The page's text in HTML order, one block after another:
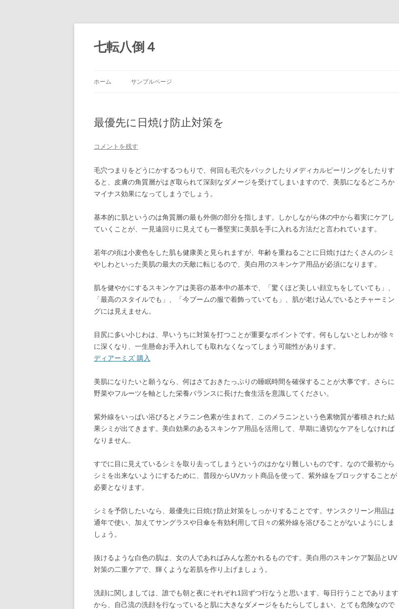
七転八倒４
ホーム サンプルページ
最優先に日焼け防止対策を
コメントを残す
毛穴つまりをどうにかするつもりで、何回も毛穴をパックしたりメディカルピーリングをしたりす
ると、皮膚の角質層がはぎ取られて深刻なダメージを受けてしまいますので、美肌になるどころか
マイナス効果になってしまうでしょう。
基本的に肌というのは角質層の最も外側の部分を指します。しかしながら体の中から着実にケアし
ていくことが、一見遠回りに見えても一番堅実に美肌を手に入れる方法だと言われています。
若年の頃は小麦色をした肌も健康美と見られますが、年齢を重ねるごとに日焼けはたくさんのシミ
やしわといった美肌の最大の天敵に転じるので、美白用のスキンケア用品が必須になります。
肌を健やかにするスキンケアは美容の基本中の基本で、「驚くほど美しい顔立ちをしていても」、
「最高のスタイルでも」、「今ブームの服で着飾っていても」、肌が老け込んでいるとチャーミン
グには見えません。
目尻に多い小じわは、早いうちに対策を打つことが重要なポイントです。何もしないとしわが徐々
に深くなり、一生懸命お手入れしても取れなくなってしまう可能性があります。
ディアーミズ 購入
美肌になりたいと願うなら、何はさておきたっぷりの睡眠時間を確保することが大事です。さらに
野菜やフルーツを軸とした栄養バランスに長けた食生活を意識してください。
紫外線をいっぱい浴びるとメラニン色素が生まれて、このメラニンという色素物質が蓄積された結
果シミが出てきます。美白効果のあるスキンケア用品を活用して、早期に適切なケアをしなければ
なりません。
すでに目に見えているシミを取り去ってしまうというのはかなり難しいものです。なので最初から
シミを出来ないようにするために、普段からUVカット商品を使って、紫外線をブロックすることが
必要となります。
シミを予防したいなら、最優先に日焼け防止対策をしっかりすることです。サンスクリーン用品は
通年で使い、加えてサングラスや日傘を有効利用して日々の紫外線を浴びることがないようにしま
しょう。
抜けるような白色の肌は、女の人であればみんな惹かれるものです。美白用のスキンケア製品とUV
対策の二重ケアで、輝くような若肌を作り上げましょう。
洗顔に関しましては、誰でも朝と夜にそれぞれ1回ずつ行なうと思います。毎日行うことであります
から、自己流の洗顔を行なっていると肌に大きなダメージをもたらしてしまい、とても危険なので